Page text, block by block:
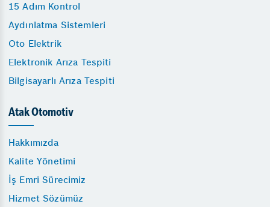
15 Adım Kontrol
Aydınlatma Sistemleri
Oto Elektrik
Elektronik Arıza Tespiti
Bilgisayarlı Arıza Tespiti
Atak Otomotiv
Hakkımızda
Kalite Yönetimi
İş Emri Sürecimiz
Hizmet Sözümüz